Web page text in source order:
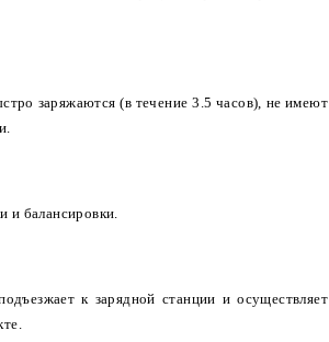
заряжаются (в течение 3.5 часов), не имеют
и балансировки.
к зарядной станции и осуществляет